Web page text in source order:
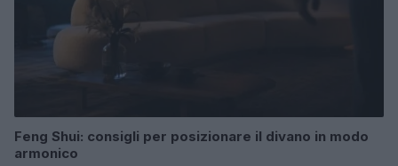
Feng Shui: consigli per posizionare il divano in modo
armonico